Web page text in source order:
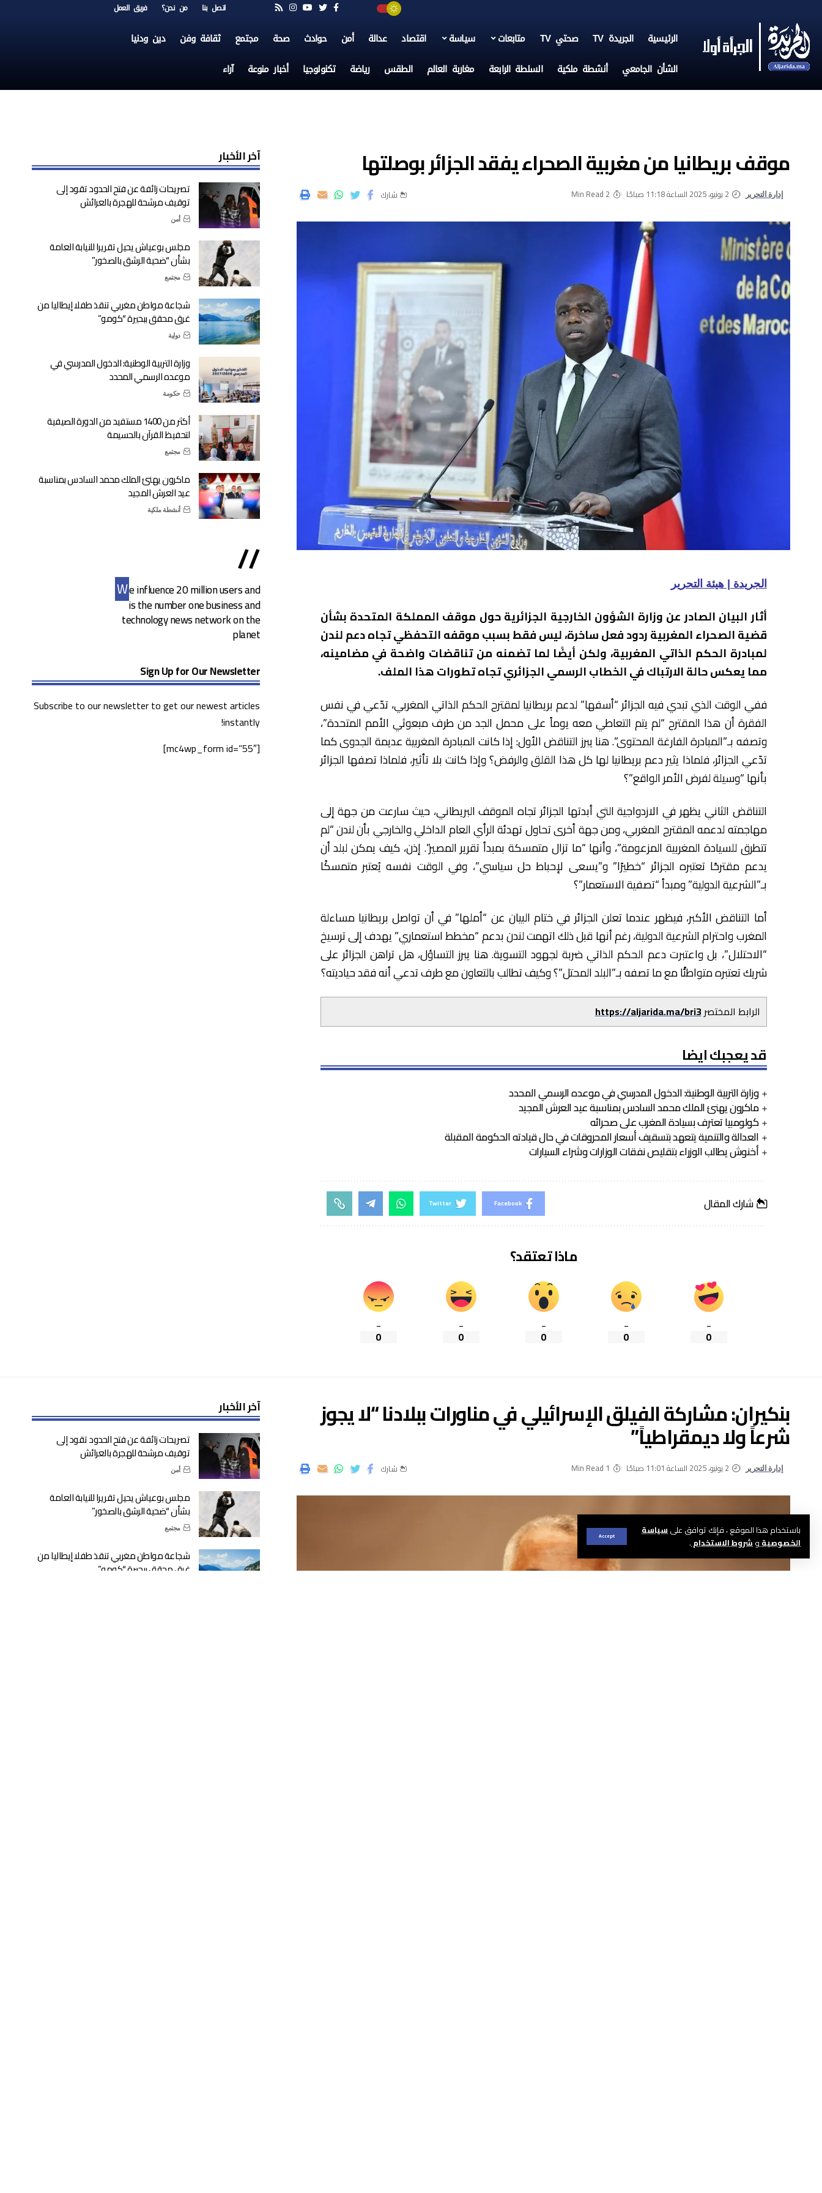
باستخدام هذا الموقع ، فإنك توافق علىسياسة
الخصوصيةوشروط الاستخدام.
Accept
اتصل بنا من نحن؟ فريق العمل
الرئيسية الجريدة TV صحتي TV متابعات سياسة اقتصاد عدالة أمن حوادث صحة مجتمع ثقافة وفن دين ودنيا
الشأن الجامعي أنشطة ملكية السلطة الرابعة مغاربة العالم الطقس رياضة تكنولوجيا أخبار منوعة آراء
موقف بريطانيا من مغربية الصحراء يفقد الجزائر بوصلتها
إدارة التحرير 2 يونيو، 2025 الساعة 11:18 صباحًا 2 Min Read شارك
الجريدة | هيئة التحرير
أثار البيان الصادر عن وزارة الشؤون الخارجية الجزائرية حول موقف المملكة المتحدة بشأن
قضية الصحراء المغربية ردود فعل ساخرة، ليس فقط بسبب موقفه التحفظي تجاه دعم لندن
لمبادرة الحكم الذاتي المغربية، ولكن أيضًا لما تضمنه من تناقضات واضحة في مضامينه،
مما يعكس حالة الارتباك في الخطاب الرسمي الجزائري تجاه تطورات هذا الملف.
ففي الوقت الذي تبدي فيه الجزائر “أسفها” لدعم بريطانيا لمقترح الحكم الذاتي المغربي، تدّعي في نفس
الفقرة أن هذا المقترح “لم يتم التعاطي معه يوماً على محمل الجد من طرف مبعوثي الأمم المتحدة”،
وتصفه بـ”المبادرة الفارغة المحتوى”. هنا يبرز التناقض الأول: إذا كانت المبادرة المغربية عديمة الجدوى كما
تدّعي الجزائر، فلماذا يثير دعم بريطانيا لها كل هذا القلق والرفض؟ وإذا كانت بلا تأثير، فلماذا تصفها الجزائر
بأنها “وسيلة لفرض الأمر الواقع”؟
التناقض الثاني يظهر في الازدواجية التي أبدتها الجزائر تجاه الموقف البريطاني، حيث سارعت من جهة إلى
مهاجمته لدعمه المقترح المغربي، ومن جهة أخرى تحاول تهدئة الرأي العام الداخلي والخارجي بأن لندن “لم
تتطرق للسيادة المغربية المزعومة”، وأنها “ما تزال متمسكة بمبدأ تقرير المصير”. إذن، كيف يمكن لبلد أن
يدعم مقترحًا تعتبره الجزائر “خطيرًا” و”يسعى لإحباط حل سياسي”، وفي الوقت نفسه يُعتبر متمسكًا
بـ”الشرعية الدولية” ومبدأ “تصفية الاستعمار”؟
أما التناقض الأكبر، فيظهر عندما تعلن الجزائر في ختام البيان عن “أملها” في أن تواصل بريطانيا مساءلة
المغرب واحترام الشرعية الدولية، رغم أنها قبل ذلك اتهمت لندن بدعم “مخطط استعماري” يهدف إلى ترسيخ
“الاحتلال”، بل واعتبرت دعم الحكم الذاتي ضربة لجهود التسوية. هنا يبرز التساؤل، هل تراهن الجزائر على
شريك تعتبره متواطئًا مع ما تصفه بـ”البلد المحتل”؟ وكيف تطالب بالتعاون مع طرف تدعي أنه فقد حياديته؟
الرابط المختصرhttps://aljarida.ma/bri3
قد يعجبك ايضا
وزارة التربية الوطنية: الدخول المدرسي في موعده الرسمي المحدد
ماكرون يهنئ الملك محمد السادس بمناسبة عيد العرش المجيد
كولومبيا تعترف بسيادة المغرب على صحرائه
العدالة والتنمية يتعهد بتسقيف أسعار المحروقات في حال قيادته الحكومة المقبلة
أخنوش يطالب الوزراء بتقليص نفقات الوزارات وشراء السيارات
شارك المقال Facebook
Twitter
ماذا تعتقد؟
_
0
_
0
_
0
_
0
_
0
آخر الأخبار
تصريحات زائفة عن فتح الحدود تقود إلى
توقيف مرشحة للهجرة بالعرائش
أمن
مجلس بوعياش يحيل تقريرا للنيابة العامة
بشأن “ضحية الرشق بالصخور”
مجتمع
شجاعة مواطن مغربي تنقذ طفلا إيطاليا من
غرق محقق ببحيرة “كومو”
دولية
وزارة التربية الوطنية: الدخول المدرسي في
موعده الرسمي المحدد
حكومة
أكثر من 1400 مستفيد من الدورة الصيفية
لتحفيظ القرآن بالحسيمة
مجتمع
ماكرون يهنئ الملك محمد السادس بمناسبة
عيد العرش المجيد
أنشطة ملكية
//
We influence 20 million users and
is the number one business and
technology news network on the
planet
Sign Up for Our Newsletter
Subscribe to our newsletter to get our newest articles
instantly!
[mc4wp_form id=”55″]
بنكيران: مشاركة الفيلق الإسرائيلي في مناورات ببلادنا “لا يجوز
شرعاً ولا ديمقراطياً”
إدارة التحرير 2 يونيو، 2025 الساعة 11:01 صباحًا 1 Min Read شارك
آخر الأخبار
تصريحات زائفة عن فتح الحدود تقود إلى
توقيف مرشحة للهجرة بالعرائش
أمن
مجلس بوعياش يحيل تقريرا للنيابة العامة
بشأن “ضحية الرشق بالصخور”
مجتمع
شجاعة مواطن مغربي تنقذ طفلا إيطاليا من
غرق محقق ببحيرة “كومو”